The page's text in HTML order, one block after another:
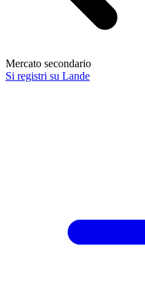
Mercato secondario
Si registri su Lande